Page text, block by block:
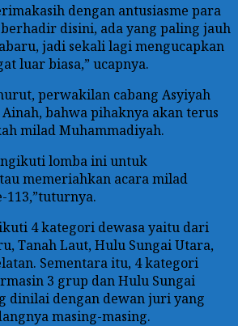
dengan antusiasme para
disini, ada yang paling jauh
jadi sekali lagi mengucapkan
luar biasa,” ucapnya.
perwakilan cabang Asyiyah
bahwa pihaknya akan terus
milad Muhammadiyah.
lomba ini untuk
memeriahkan acara milad
113,”tuturnya.
4 kategori dewasa yaitu dari
Tanah Laut, Hulu Sungai Utara,
Sementara itu, 4 kategori
3 grup dan Hulu Sungai
dinilai dengan dewan juri yang
masing-masing.